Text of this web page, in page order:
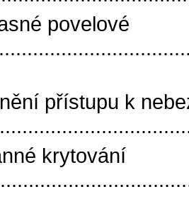
povelové
přístupu k
krytování